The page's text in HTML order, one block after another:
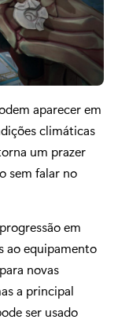
aparecer em
climáticas
um prazer
sem falar no
em
ao equipamento
novas
a principal
ser usado